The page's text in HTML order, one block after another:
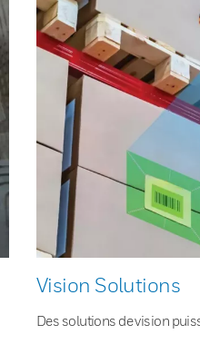
Vision Solutions
Des solutions de vision